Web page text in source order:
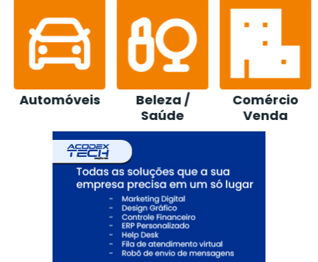
Beleza /
Comércio
Venda
Construção /
Loja